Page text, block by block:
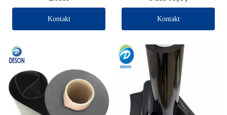
Kontakt Kontakt